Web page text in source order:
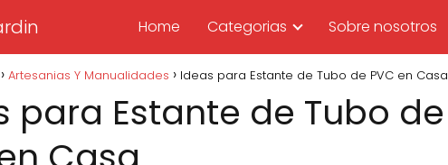
Home Categorias Sobre nosotros
Artesanias Y Manualidades Ideas para Estante de Tubo de PVC en Casa
para Estante de Tubo de